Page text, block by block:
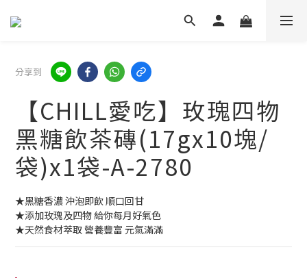
分享到
【CHILL愛吃】玫瑰四物
黑糖飲茶磚(17gx10塊/
袋)x1袋-A-2780
★黑糖香濃 沖泡即飲 順口回甘
★添加玫瑰及四物 給你每月好氣色
★天然食材萃取 營養豐富 元氣滿滿